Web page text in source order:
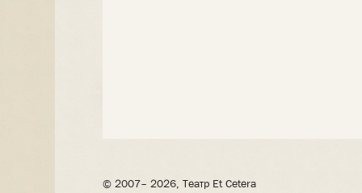
© 2007– 2026, Театр Et Cetera